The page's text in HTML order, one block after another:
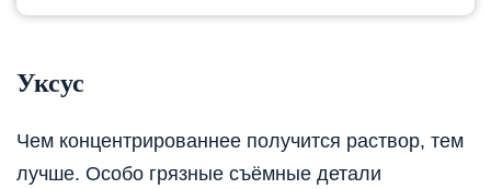
Уксус
Чем концентрированнее получится раствор, тем
лучше. Особо грязные съёмные детали